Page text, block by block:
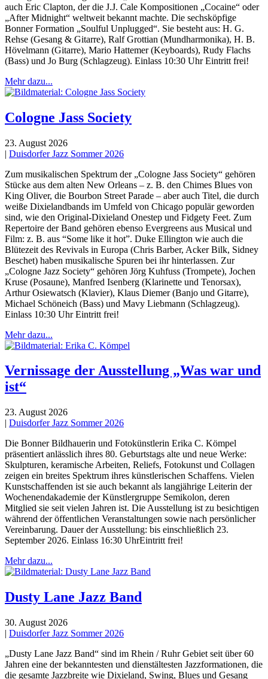
auch Eric Clapton, der die J.J. Cale Kompositionen „Cocaine“ oder
„After Midnight“ weltweit bekannt machte. Die sechsköpfige
Bonner Formation „Soulful Unplugged“. Sie besteht aus: H. G.
Rehse (Gesang & Gitarre), Ralf Grottian (Mundharmonika), H. B.
Hövelmann (Gitarre), Mario Hattemer (Keyboards), Rudy Flachs
(Bass) und Jo Burg (Schlagzeug). Einlass 10:30 Uhr Eintritt frei!
Mehr dazu...
Cologne Jass Society
23. August 2026
| Duisdorfer Jazz Sommer 2026
Zum musikalischen Spektrum der „Cologne Jass Society“ gehören
Stücke aus dem alten New Orleans – z. B. den Chimes Blues von
King Oliver, die Bourbon Street Parade – aber auch Titel, die durch
weiße Dixielandbands im Umfeld von Chicago populär geworden
sind, wie den Original-Dixieland Onestep und Fidgety Feet. Zum
Repertoire der Band gehören ebenso Evergreens aus Musical und
Film: z. B. aus “Some like it hot”. Duke Ellington wie auch die
Blütezeit des Revivals in Europa (Chris Barber, Acker Bilk, Sidney
Beschet) haben musikalische Spuren bei ihr hinterlassen. Zur
„Cologne Jazz Society“ gehören Jörg Kuhfuss (Trompete), Jochen
Kruse (Posaune), Manfred Isenberg (Klarinette und Tenorsax),
Arthur Osiewatsch (Klavier), Klaus Diemer (Banjo und Gitarre),
Michael Schöneich (Bass) und Mavy Liebmann (Schlagzeug).
Einlass 10:30 Uhr Eintritt frei!
Mehr dazu...
Vernissage der Ausstellung „Was war und
ist“
23. August 2026
| Duisdorfer Jazz Sommer 2026
Die Bonner Bildhauerin und Fotokünstlerin Erika C. Kömpel
präsentiert anlässlich ihres 80. Geburtstags alte und neue Werke:
Skulpturen, keramische Arbeiten, Reliefs, Fotokunst und Collagen
zeigen ein breites Spektrum ihres künstlerischen Schaffens. Vielen
Kunstschaffenden ist sie auch bekannt als langjährige Leiterin der
Wochenendakademie der Künstlergruppe Semikolon, deren
Mitglied sie seit vielen Jahren ist. Die Ausstellung ist zu besichtigen
während der öffentlichen Veranstaltungen sowie nach persönlicher
Vereinbarung. Dauer der Ausstellung: bis einschließlich 23.
September 2026. Einlass 16:30 UhrEintritt frei!
Mehr dazu...
Dusty Lane Jazz Band
30. August 2026
| Duisdorfer Jazz Sommer 2026
„Dusty Lane Jazz Band“ sind im Rhein / Ruhr Gebiet seit über 60
Jahren eine der bekanntesten und dienstältesten Jazzformationen, die
die gesamte Jazzbreite wie Dixieland, Swing, Blues und Gesang